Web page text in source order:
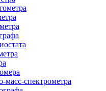
масс-спектрометра